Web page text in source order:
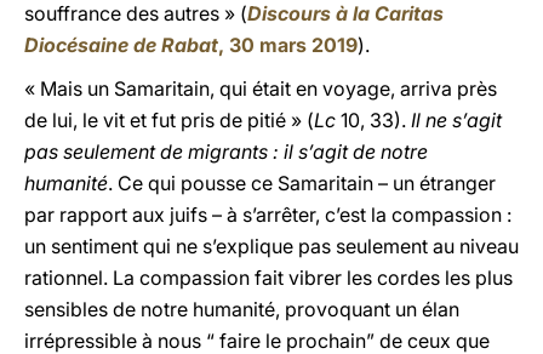
souffrance des autres » (Discours à la Caritas
Diocésaine de Rabat, 30 mars 2019).
« Mais un Samaritain, qui était en voyage, arriva près
de lui, le vit et fut pris de pitié » (Lc 10, 33). Il ne s’agit
pas seulement de migrants : il s’agit de notre
humanité. Ce qui pousse ce Samaritain – un étranger
par rapport aux juifs – à s’arrêter, c’est la compassion :
un sentiment qui ne s’explique pas seulement au niveau
rationnel. La compassion fait vibrer les cordes les plus
sensibles de notre humanité, provoquant un élan
irrépressible à nous “ faire le prochain” de ceux que